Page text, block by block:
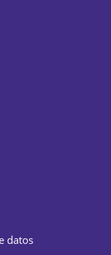
datos